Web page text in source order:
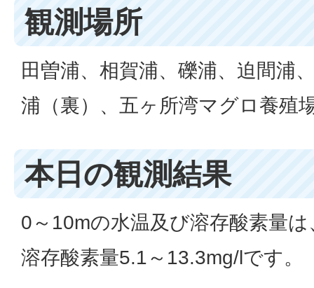
観測場所
田曽浦、相賀浦、礫浦、迫間浦
浦（裏）、五ヶ所湾マグロ養殖
本日の観測結果
0～10mの水温及び溶存酸素量
溶存酸素量5.1～13.3mg/lです。